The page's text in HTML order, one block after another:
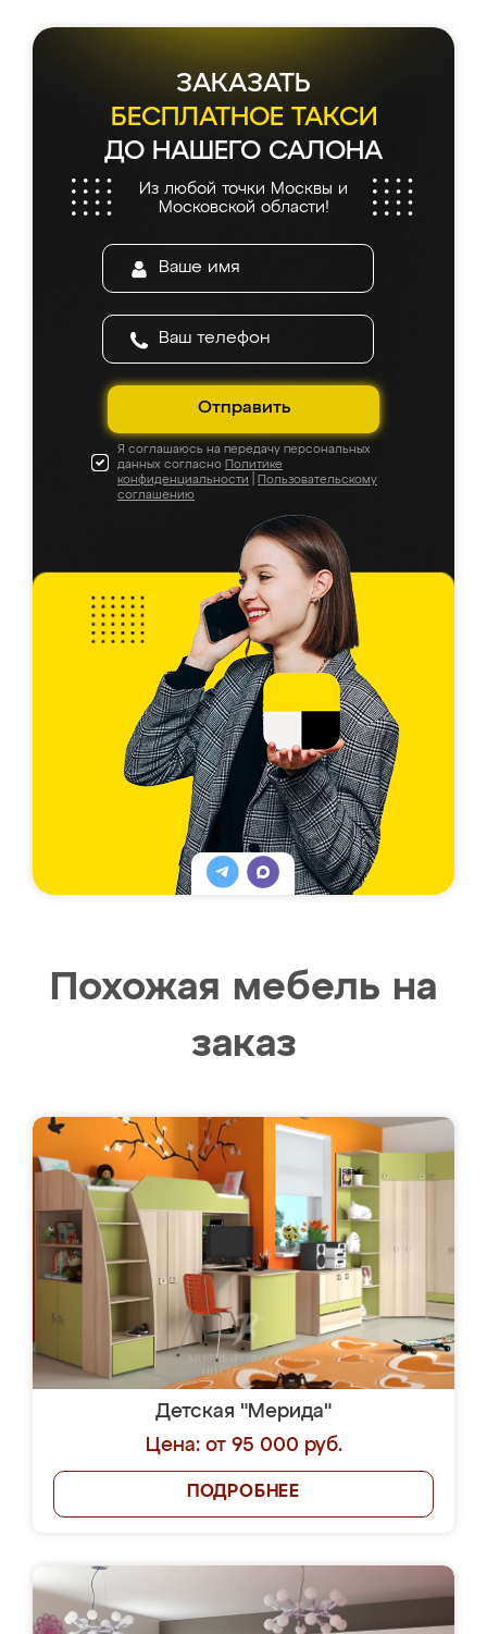
ЗАКАЗАТЬ
БЕСПЛАТНОЕ ТАКСИ
ДО НАШЕГО САЛОНА
Из любой точки Москвы и
Московской области!
Отправить
Я соглашаюсь на передачу персональных
данных согласно Политике
конфиденциальности
Пользовательскому
соглашению
Похожая мебель на
заказ
Детская "Мерида"
Цена: от 95 000 руб.
ПОДРОБНЕЕ